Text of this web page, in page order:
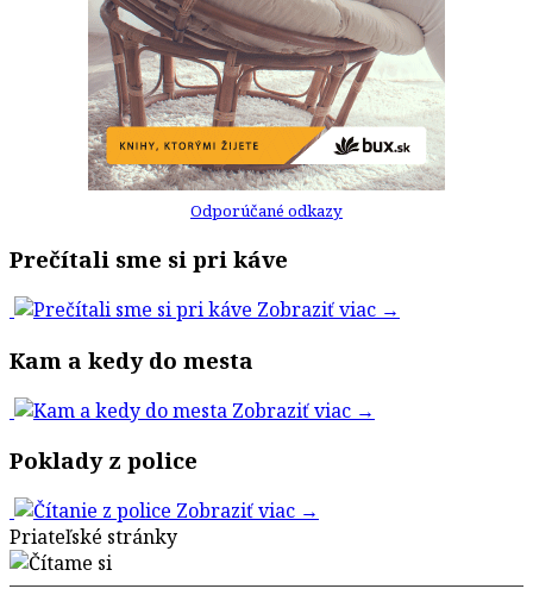
Odporúčané odkazy
Prečítali sme si pri káve
Zobraziť viac →
Kam a kedy do mesta
Zobraziť viac →
Poklady z police
Zobraziť viac →
Priateľské stránky